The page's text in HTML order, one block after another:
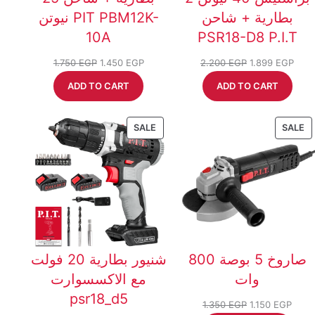
نيوتن PIT PBM12K-
10A
1.750EGP Original
1.450 EGPCurrent
is:
ADD TO CART
بطارية + شاحن
PSR18-D8 P.I.T
2.200EGP Original
1.899 EGP
ADD TO CART
SALE
ON
SALE
شنيور بطارية 20 فولت
مع الاكسسوارت
psr18_d5
SALE
صاروخ 5 بوصة 800
وات
1.350EGP Original
1.150 EGP